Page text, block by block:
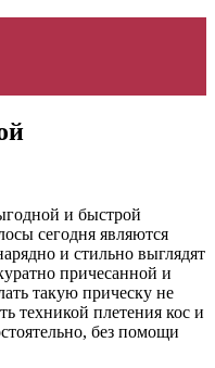
и быстрой
сегодня являются
и стильно выглядят
причесанной и
такую прическу не
техникой плетения кос и
без помощи